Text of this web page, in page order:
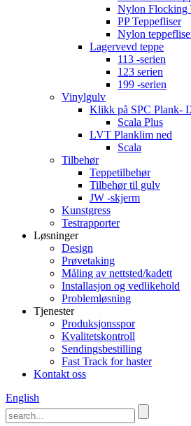
Nylon Flocking
PP Teppefliser
Nylon
Lagervevd teppe
113 -serien
123 serien
199 -serien
Vinylgulv
Klikk på SPC Plank-
Scala Plus
LVT Planklim ned
Scala
Tilbehør
Teppetilbehør
Tilbehør til gulv
JW -skjerm
Kunstgress
Testrapporter
Løsninger
Design
Prøvetaking
Måling av nettsted/kadett
Installasjon og vedlikehold
Problemløsning
Tjenester
Produksjonsspor
Kvalitetskontroll
Sendingsbestilling
Fast Track for haster
Kontakt oss
English